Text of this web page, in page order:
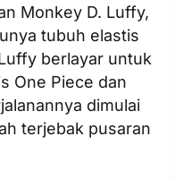
Monkey D. Luffy,
tubuh elastis
berlayar untuk
One Piece dan
dimulai
terjebak pusaran